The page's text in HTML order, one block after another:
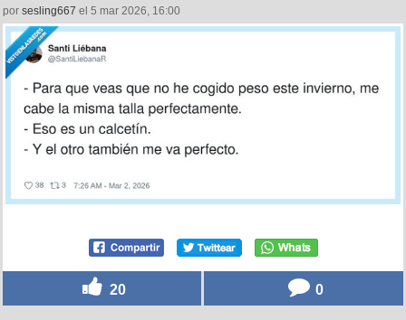
por sesling667 el 5 mar 2026, 16:00
20 0